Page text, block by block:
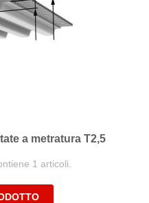
a metratura T2,5
1 articoli.